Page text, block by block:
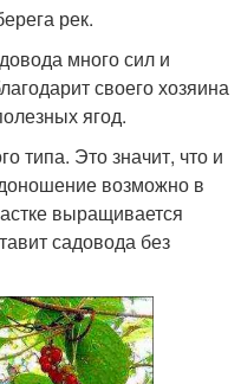
рек.
много сил и
своего хозяина
ягод.
типа. Это значит, что и
возможно в
выращивается
садовода без